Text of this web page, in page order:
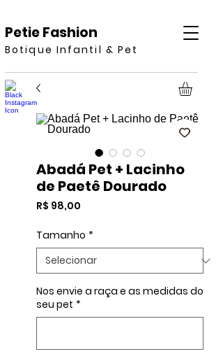
Petie Fashion
Botique Infantil & Pet
Abadá Pet + Lacinho
de Paetê Dourado
R$ 98,00
Tamanho *
Nos envie a raça e as medidas do
seu pet *